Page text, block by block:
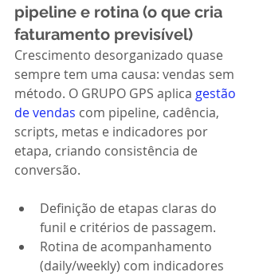
pipeline e rotina (o que cria
faturamento previsível)
Crescimento desorganizado quase
sempre tem uma causa: vendas sem
método. O GRUPO GPS aplica gestão
de vendas com pipeline, cadência,
scripts, metas e indicadores por
etapa, criando consistência de
conversão.
Definição de etapas claras do
funil e critérios de passagem.
Rotina de acompanhamento
(daily/weekly) com indicadores